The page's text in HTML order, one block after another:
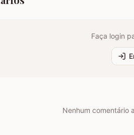
Faça login
Nenhum comentário